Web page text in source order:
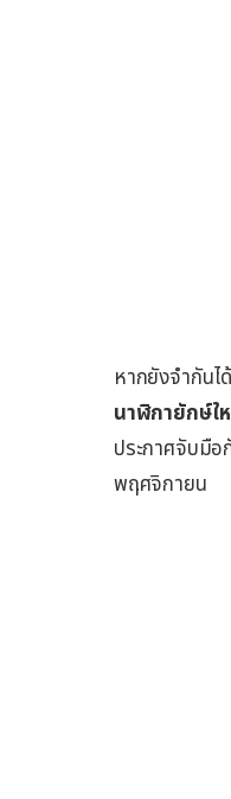
หากยังจำกันไ
นาฬิกายักษ์ใ
ประกาศจับมื
พฤศจิกายน